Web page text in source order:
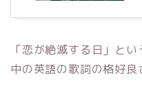
「恋が絶滅する日」と
中の英語の歌詞の格好良